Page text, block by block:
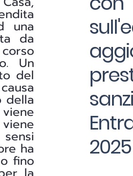
una
da
Un
del
della
ha
fino